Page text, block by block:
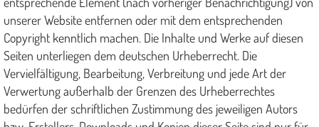
unserer Website entfernen oder mit dem entsprechenden
Copyright kenntlich machen. Die Inhalte und Werke auf diesen
Seiten unterliegen dem deutschen Urheberrecht. Die
Vervielfältigung, Bearbeitung, Verbreitung und jede Art der
Verwertung außerhalb der Grenzen des Urheberrechtes
bedürfen der schriftlichen Zustimmung des jeweiligen Autors